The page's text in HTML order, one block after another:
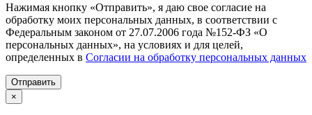
Нажимая кнопку «Отправить», я даю свое согласие на
обработку моих персональных данных, в соответствии с
Федеральным законом от 27.07.2006 года №152-ФЗ «О
персональных данных», на условиях и для целей,
определенных в Согласии на обработку персональных данных
Отправить
×